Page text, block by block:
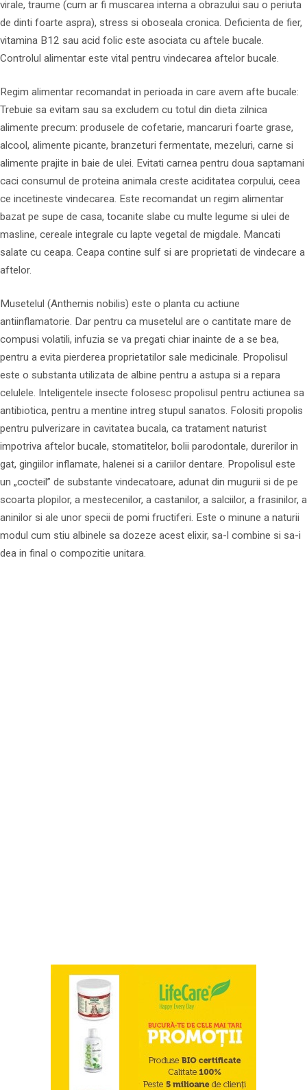
virale, traume (cum ar fi muscarea interna a obrazului sau o periuta
de dinti foarte aspra), stress si oboseala cronica. Deficienta de fier,
vitamina B12 sau acid folic este asociata cu aftele bucale.
Controlul alimentar este vital pentru vindecarea aftelor bucale.
Regim alimentar recomandat in perioada in care avem afte bucale:
Trebuie sa evitam sau sa excludem cu totul din dieta zilnica
alimente precum: produsele de cofetarie, mancaruri foarte grase,
alcool, alimente picante, branzeturi fermentate, mezeluri, carne si
alimente prajite in baie de ulei. Evitati carnea pentru doua saptamani
caci consumul de proteina animala creste aciditatea corpului, ceea
ce incetineste vindecarea. Este recomandat un regim alimentar
bazat pe supe de casa, tocanite slabe cu multe legume si ulei de
masline, cereale integrale cu lapte vegetal de migdale. Mancati
salate cu ceapa. Ceapa contine sulf si are proprietati de vindecare a
aftelor.
Musetelul (Anthemis nobilis) este o planta cu actiune
antiinflamatorie. Dar pentru ca musetelul are o cantitate mare de
compusi volatili, infuzia se va pregati chiar inainte de a se bea,
pentru a evita pierderea proprietatilor sale medicinale. Propolisul
este o substanta utilizata de albine pentru a astupa si a repara
celulele. Inteligentele insecte folosesc propolisul pentru actiunea sa
antibiotica, pentru a mentine intreg stupul sanatos. Folositi propolis
pentru pulverizare in cavitatea bucala, ca tratament naturist
impotriva aftelor bucale, stomatitelor, bolii parodontale, durerilor in
gat, gingiilor inflamate, halenei si a cariilor dentare. Propolisul este
un „cocteil” de substante vindecatoare, adunat din mugurii si de pe
scoarta plopilor, a mestecenilor, a castanilor, a salciilor, a frasinilor, a
aninilor si ale unor specii de pomi fructiferi. Este o minune a naturii
modul cum stiu albinele sa dozeze acest elixir, sa-l combine si sa-i
dea in final o compozitie unitara.